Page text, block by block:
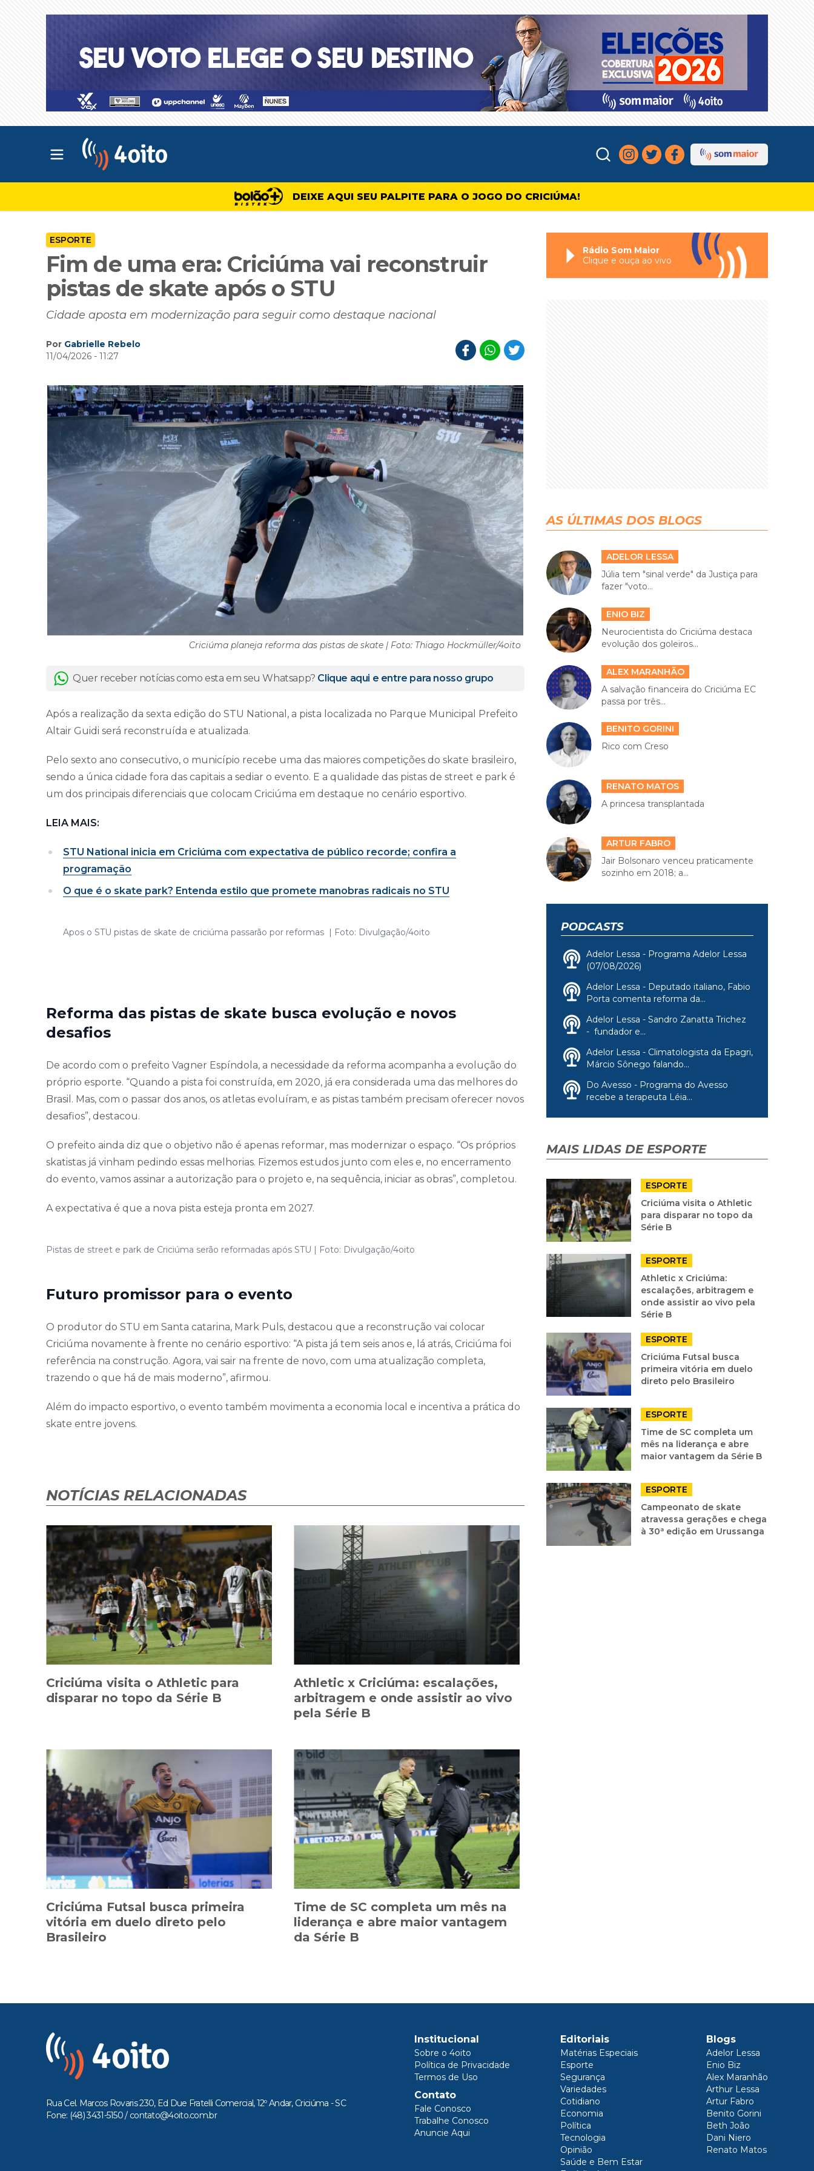
Abrir menu principal
DEIXE AQUI SEU PALPITE PARA O JOGO DO CRICIÚMA!
ESPORTE
Fim de uma era: Criciúma vai reconstruir
pistas de skate após o STU
Cidade aposta em modernização para seguir como destaque nacional
Por Gabrielle Rebelo
11/04/2026 - 11:27
Criciúma planeja reforma das pistas de skate | Foto: Thiago Hockmüller/4oito
Quer receber notícias como esta em seu Whatsapp? Clique aqui e entre para nosso grupo
Após a realização da sexta edição do STU National, a pista localizada no Parque Municipal Prefeito
Altair Guidi será reconstruída e atualizada.
Pelo sexto ano consecutivo, o município recebe uma das maiores competições do skate brasileiro,
sendo a única cidade fora das capitais a sediar o evento. E a qualidade das pistas de street e park é
um dos principais diferenciais que colocam Criciúma em destaque no cenário esportivo.
LEIA MAIS:
STU National inicia em Criciúma com expectativa de público recorde; confira a
programação
O que é o skate park? Entenda estilo que promete manobras radicais no STU
Apos o STU pistas de skate de criciúma passarão por reformas | Foto: Divulgação/4oito
Reforma das pistas de skate busca evolução e novos
desafios
De acordo com o prefeito Vagner Espíndola, a necessidade da reforma acompanha a evolução do
próprio esporte. “Quando a pista foi construída, em 2020, já era considerada uma das melhores do
Brasil. Mas, com o passar dos anos, os atletas evoluíram, e as pistas também precisam oferecer novos
desafios”, destacou.
O prefeito ainda diz que o objetivo não é apenas reformar, mas modernizar o espaço. “Os próprios
skatistas já vinham pedindo essas melhorias. Fizemos estudos junto com eles e, no encerramento
do evento, vamos assinar a autorização para o projeto e, na sequência, iniciar as obras”, completou.
A expectativa é que a nova pista esteja pronta em 2027.
Pistas de street e park de Criciúma serão reformadas após STU | Foto: Divulgação/4oito
Futuro promissor para o evento
O produtor do STU em Santa catarina, Mark Puls, destacou que a reconstrução vai colocar
Criciúma novamente à frente no cenário esportivo: “A pista já tem seis anos e, lá atrás, Criciúma foi
referência na construção. Agora, vai sair na frente de novo, com uma atualização completa,
trazendo o que há de mais moderno”, afirmou.
Além do impacto esportivo, o evento também movimenta a economia local e incentiva a prática do
skate entre jovens.
NOTÍCIAS RELACIONADAS
Criciúma visita o Athletic para
disparar no topo da Série B
Athletic x Criciúma: escalações,
arbitragem e onde assistir ao vivo
pela Série B
Criciúma Futsal busca primeira
vitória em duelo direto pelo
Brasileiro
Time de SC completa um mês na
liderança e abre maior vantagem
da Série B
Rádio Som Maior
Clique e ouça ao vivo
AS ÚLTIMAS DOS BLOGS
ADELOR LESSA
Júlia tem "sinal verde" da Justiça para
fazer "voto...
ENIO BIZ
Neurocientista do Criciúma destaca
evolução dos goleiros...
ALEX MARANHÃO
A salvação financeira do Criciúma EC
passa por três...
BENITO GORINI
Rico com Creso
RENATO MATOS
A princesa transplantada
ARTUR FABRO
Jair Bolsonaro venceu praticamente
sozinho em 2018; a...
PODCASTS
Adelor Lessa - Programa Adelor Lessa
(07/08/2026)
Adelor Lessa - Deputado italiano, Fabio
Porta comenta reforma da...
Adelor Lessa - Sandro Zanatta Trichez
- fundador e...
Adelor Lessa - Climatologista da Epagri,
Márcio Sônego falando...
Do Avesso - Programa do Avesso
recebe a terapeuta Léia...
MAIS LIDAS DE ESPORTE
ESPORTE
Criciúma visita o Athletic
para disparar no topo da
Série B
ESPORTE
Athletic x Criciúma:
escalações, arbitragem e
onde assistir ao vivo pela
Série B
ESPORTE
Criciúma Futsal busca
primeira vitória em duelo
direto pelo Brasileiro
ESPORTE
Time de SC completa um
mês na liderança e abre
maior vantagem da Série B
ESPORTE
Campeonato de skate
atravessa gerações e chega
à 30ª edição em Urussanga
Rua Cel. Marcos Rovaris 230, Ed Due Fratelli Comercial, 12º Andar, Criciúma - SC
Fone: (48) 3431-5150 / contato@4oito.com.br
Institucional
Sobre o 4oito
Política de Privacidade
Termos de Uso
Contato
Fale Conosco
Trabalhe Conosco
Anuncie Aqui
Editoriais
Matérias Especiais
Esporte
Segurança
Variedades
Cotidiano
Economia
Política
Tecnologia
Opinião
Saúde e Bem Estar
Blogs
Adelor Lessa
Enio Biz
Alex Maranhão
Arthur Lessa
Artur Fabro
Benito Gorini
Beth João
Dani Niero
Renato Matos